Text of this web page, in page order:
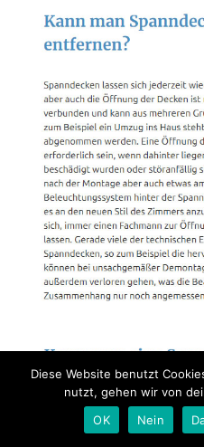
Diese Website benutzt
nutzt, gehen wir von
OK
Nein